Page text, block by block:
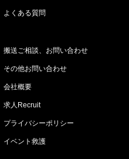
よくある質問
搬送ご相談、お問い合わせ
その他お問い合わせ
会社概要
求人Recruit
プライバシーポリシー
イベント救護